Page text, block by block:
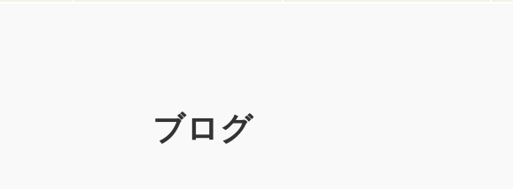
ブログ